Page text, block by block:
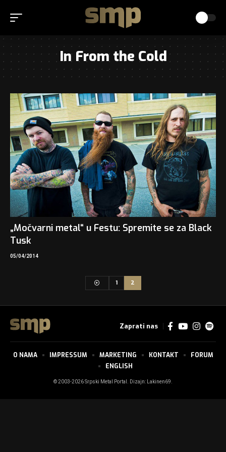
In From the Cold
„Močvarni metal“ u Festu: Spremite se za Black
Tusk
05/04/2014
1 2
Zaprati nas
© 2003-2026 Srpski Metal Portal. Dizajn: Lakinen69.
O NAMA IMPRESSUM MARKETING KONTAKT
FORUM
ENGLISH